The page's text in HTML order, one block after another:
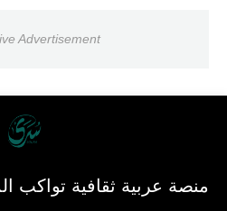
Advertisement
منصة عربية ثقافية تواكب